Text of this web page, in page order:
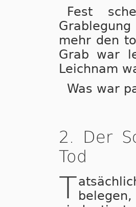
Fest
mehr den
Grab war
Leichnam
Was war
2. Der
Tod
T